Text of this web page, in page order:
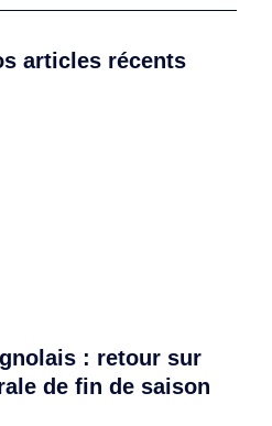
articles récents
: retour sur
de fin de saison